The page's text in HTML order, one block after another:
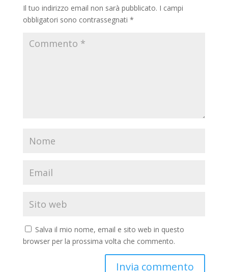
Il tuo indirizzo email non sarà pubblicato. I campi
obbligatori sono contrassegnati *
Salva il mio nome, email e sito web in questo
browser per la prossima volta che commento.